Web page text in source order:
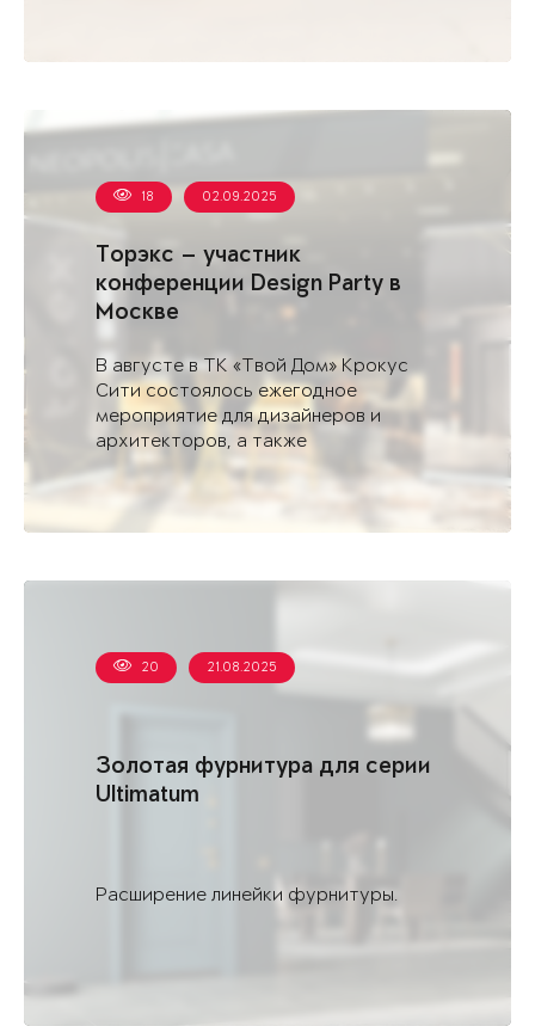
Торэкс — участник
конференции Design Party в
Москве
18 02.09.2025
В августе в ТК «Твой Дом» Крокус
Сити состоялось ежегодное
мероприятие для дизайнеров и
архитекторов, а также
профессиональных сообществ,
вовлеченных в создание ...
Золотая фурнитура для серии
Ultimatum
20 21.08.2025
Расширение линейки фурнитуры.